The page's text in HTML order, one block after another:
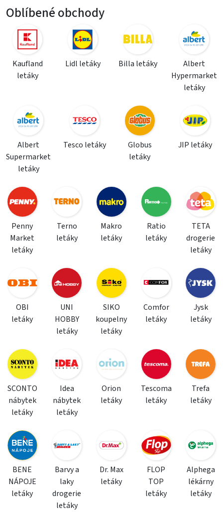
Oblíbené obchody
Kaufland
letáky
Lidl letáky Billa letáky
Albert
Hypermarket
letáky
Albert
Supermarket
letáky
Tesco letáky
Globus
letáky
JIP letáky
Penny
Market
letáky
Terno
letáky
Makro
letáky
Ratio
letáky
TETA
drogerie
letáky
OBI
letáky
UNI
HOBBY
letáky
SIKO
koupelny
letáky
Comfor
letáky
Jysk
letáky
SCONTO
nábytek
letáky
Idea
nábytek
letáky
Orion
letáky
Tescoma
letáky
Trefa
letáky
BENE
NÁPOJE
letáky
Barvy a
laky
drogerie
letáky
Dr. Max
letáky
FLOP
TOP
letáky
Alphega
lékárny
letáky